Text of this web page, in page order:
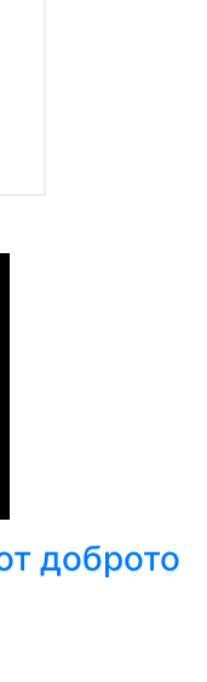
доброто